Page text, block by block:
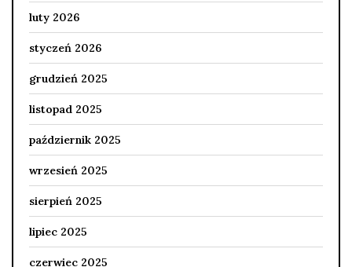
luty 2026
styczeń 2026
grudzień 2025
listopad 2025
październik 2025
wrzesień 2025
sierpień 2025
lipiec 2025
czerwiec 2025